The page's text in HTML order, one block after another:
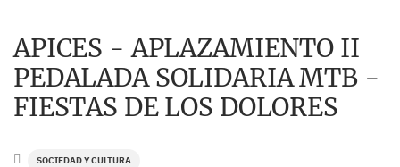
APICES - APLAZAMIENTO II
PEDALADA SOLIDARIA MTB -
FIESTAS DE LOS DOLORES
SOCIEDAD Y CULTURA